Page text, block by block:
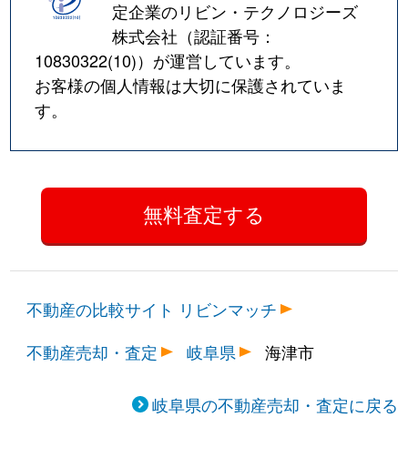
定企業のリビン・テクノロジーズ
株式会社（認証番号：
10830322(10)）が運営しています。
お客様の個人情報は大切に保護されていま
す。
不動産の比較サイト リビンマッチ
不動産売却・査定
岐阜県 海津市
岐阜県の不動産売却・査定に戻る